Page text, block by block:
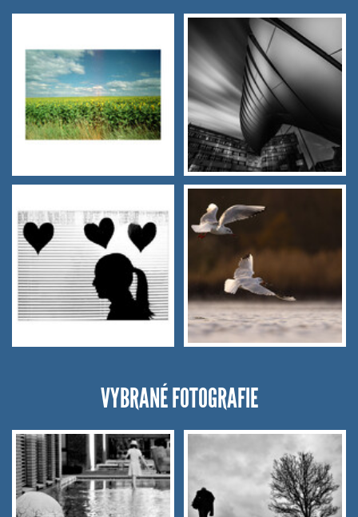
VYBRANÉ FOTOGRAFIE